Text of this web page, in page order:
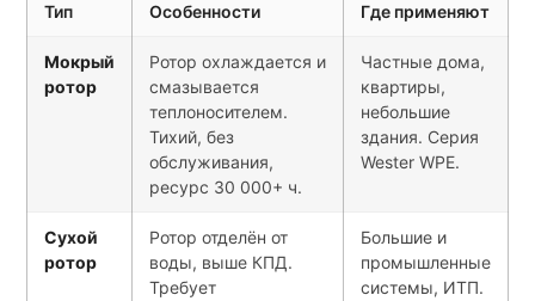
Тип Особенности Где применяют
Мокрый
ротор
Ротор охлаждается и
смазывается
теплоносителем.
Тихий, без
обслуживания,
ресурс 30 000+ ч.
Частные дома,
квартиры,
небольшие
здания. Серия
Wester WPE.
Сухой
ротор
Ротор отделён от
воды, выше КПД.
Требует
Большие и
промышленные
системы, ИТП.